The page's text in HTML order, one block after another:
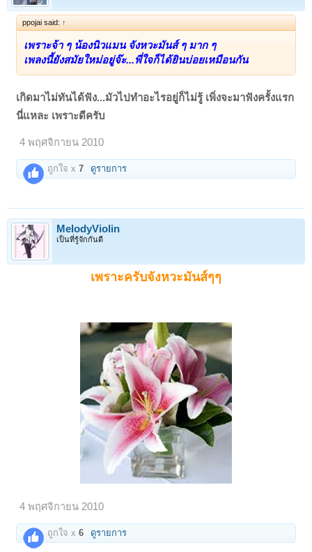
ppojai said: ↑
เพราะจ้า ๆ น้องนิวแมน จังหวะมันส์ ๆ มาก ๆ
เพลงนี้ยังสมัยใหม่อยู่จ๊ะ...พี่ใจก็ได้ยินบ่อยเหมือนกัน
เกิดมาไม่ทันได้ฟัง...มัวไปทำอะไรอยู่ก็ไม่รู้ เพิ่งจะมาฟังครั้งแรก
นี่แหละ เพราะดีครับ
4 พฤศจิกายน 2010
ถูกใจ x7 ดูรายการ
MelodyViolin
เป็นที่รู้จักกันดี
เพราะครับจังหวะมันส์ๆๆ
4 พฤศจิกายน 2010
ถูกใจ x6 ดูรายการ